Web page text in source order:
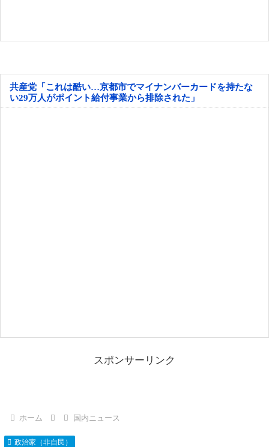
共産党「これは酷い…京都市でマイナンバーカードを持たな
い29万人がポイント給付事業から排除された」
スポンサーリンク
ホーム 国内ニュース
政治家（非自民）